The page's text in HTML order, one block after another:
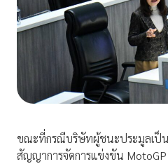
ขณะที่กรณีบริษัทผู้ชนะประมูลเป็น
สัญญาการจัดการแข่งขัน